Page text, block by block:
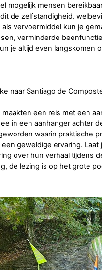
mogelijk mensen
de zelfstandigheid,
vervoermiddel kun je
verminderde
je altijd even langskomen
naar Santiago de
maakten een reis met een
in een aanhanger achter
waarin praktische
geweldige ervaring.
over hun verhaal tijdens
de lezing is op het grote